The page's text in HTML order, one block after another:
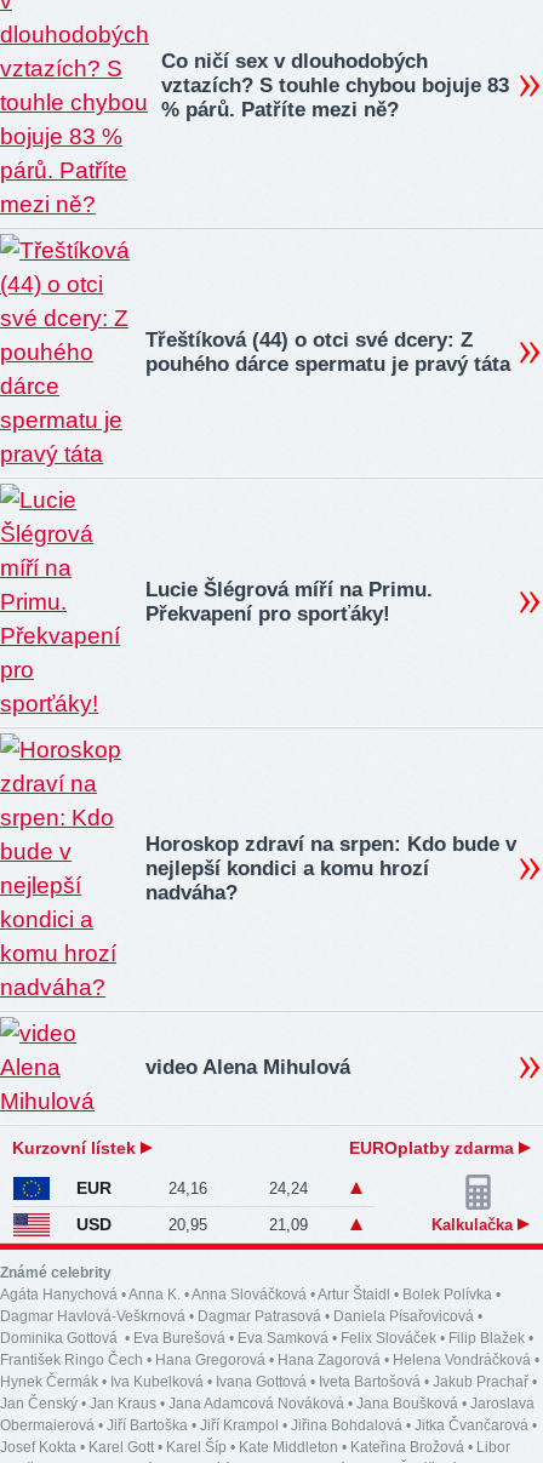
Co ničí sex v dlouhodobých
vztazích? S touhle chybou bojuje 83
% párů. Patříte mezi ně?
Třeštíková (44) o otci své dcery: Z
pouhého dárce spermatu je pravý táta
Lucie Šlégrová míří na Primu.
Překvapení pro sporťáky!
Horoskop zdraví na srpen: Kdo bude v
nejlepší kondici a komu hrozí
nadváha?
video Alena Mihulová
Kurzovní lístek EUROplatby zdarma
EUR 24,16 24,24
USD 20,95 21,09 Kalkulačka
Známé celebrity
Agáta Hanychová •Anna K. •Anna Slováčková •Artur Štaidl • Bolek Polívka •
Dagmar Havlová-Veškrnová • Dagmar Patrasová • Daniela Písařovicová •
Dominika Gottová • Eva Burešová • Eva Samková • Felix Slováček • Filip Blažek •
František Ringo Čech • Hana Gregorová • Hana Zagorová • Helena Vondráčková •
Hynek Čermák • Iva Kubelková • Ivana Gottová • Iveta Bartošová • Jakub Prachař •
Jan Čenský • Jan Kraus • Jana Adamcová Nováková • Jana Boušková • Jaroslava
Obermaierová • Jiří Bartoška • Jiří Krampol • Jiřina Bohdalová • Jitka Čvančarová •
Josef Kokta • Karel Gott• Karel Šíp • Kate Middleton • Kateřina Brožová • Libor